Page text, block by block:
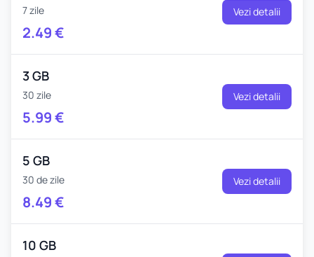
7 zile
2.49€
Vezi detalii
3 GB
30 zile
5.99€
Vezi detalii
5 GB
30 de zile
8.49€
Vezi detalii
10 GB